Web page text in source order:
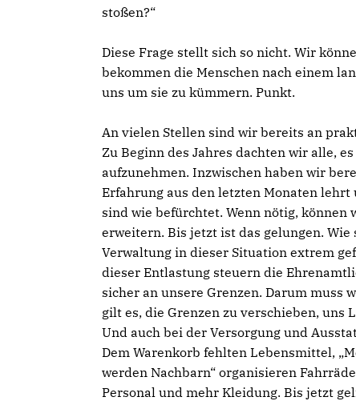
stoßen?“
Diese Frage stellt sich so nicht. Wir
bekommen die Menschen nach einem
uns um sie zu kümmern. Punkt.
An vielen Stellen sind wir bereits an
Zu Beginn des Jahres dachten wir alle,
aufzunehmen. Inzwischen haben wir
Erfahrung aus den letzten Monaten lehrt
sind wie befürchtet. Wenn nötig, können
erweitern. Bis jetzt ist das gelungen.
Verwaltung in dieser Situation extrem
dieser Entlastung steuern die
sicher an unsere Grenzen. Darum muss
gilt es, die Grenzen zu verschieben, uns
Und auch bei der Versorgung und
Dem Warenkorb fehlten Lebensmittel,
werden Nachbarn“ organisieren
Personal und mehr Kleidung. Bis jetzt